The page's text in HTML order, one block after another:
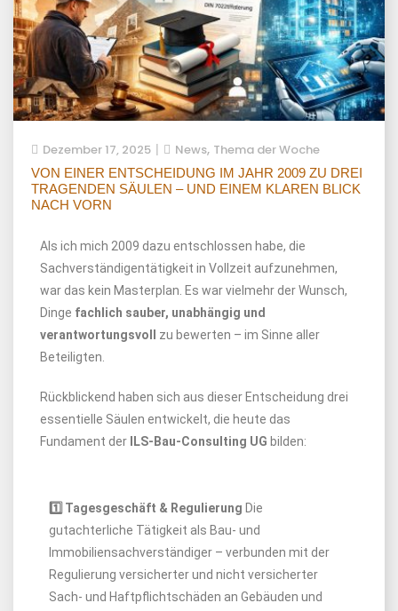
Dezember 17, 2025 News, Thema der Woche
VON EINER ENTSCHEIDUNG IM JAHR 2009 ZU DREI
TRAGENDEN SÄULEN – UND EINEM KLAREN BLICK
NACH VORN
Als ich mich 2009 dazu entschlossen habe, die
Sachverständigentätigkeit in Vollzeit aufzunehmen,
war das kein Masterplan. Es war vielmehr der Wunsch,
Dinge fachlich sauber, unabhängig und
verantwortungsvoll
zu bewerten – im Sinne aller
Beteiligten.
Rückblickend haben sich aus dieser Entscheidung drei
essentielle Säulen entwickelt, die heute das
Fundament der
ILS-Bau-Consulting UG bilden:
1️⃣ Tagesgeschäft & Regulierung Die
gutachterliche Tätigkeit als Bau- und
Immobiliensachverständiger – verbunden mit der
Regulierung versicherter und nicht versicherter
Sach- und Haftpflichtschäden an Gebäuden und